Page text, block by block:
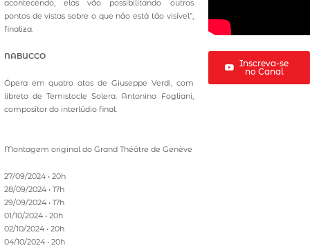
acontecendo, elas vão possibilitando outros
pontos de vistas sobre o que não está tão visível”,
finaliza.
NABUCCO
Ópera em quatro atos de Giuseppe Verdi, com
libreto de Temistocle Solera. Antonino Fogliani,
compositor do interlúdio final.
Montagem original do Grand Théâtre de Genève
27/09/2024 • 20h
28/09/2024 • 17h
29/09/2024 • 17h
01/10/2024 • 20h
02/10/2024 • 20h
04/10/2024 • 20h
Inscreva-se
no Canal